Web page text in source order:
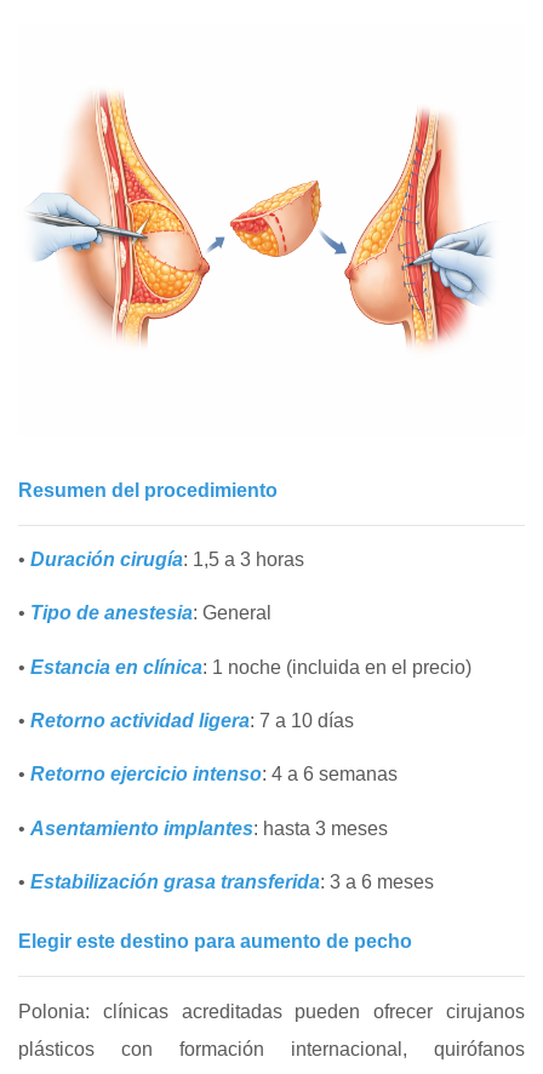
Resumen del procedimiento
• Duración cirugía: 1,5 a 3 horas
• Tipo de anestesia: General
• Estancia en clínica: 1 noche (incluida en el precio)
• Retorno actividad ligera: 7 a 10 días
• Retorno ejercicio intenso: 4 a 6 semanas
• Asentamiento implantes: hasta 3 meses
• Estabilización grasa transferida: 3 a 6 meses
Elegir este destino para aumento de pecho
Polonia: clínicas acreditadas pueden ofrecer cirujanos
plásticos con formación internacional, quirófanos